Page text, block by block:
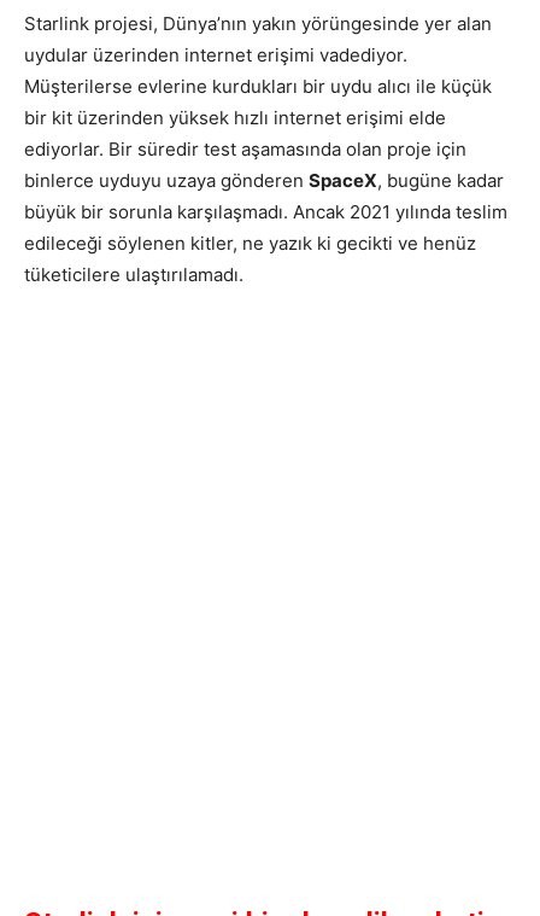
Starlink projesi, Dünya’nın yakın yörüngesinde yer alan
uydular üzerinden internet erişimi vadediyor.
Müşterilerse evlerine kurdukları bir uydu alıcı ile küçük
bir kit üzerinden yüksek hızlı internet erişimi elde
ediyorlar. Bir süredir test aşamasında olan proje için
binlerce uyduyu uzaya gönderen SpaceX, bugüne kadar
büyük bir sorunla karşılaşmadı. Ancak 2021 yılında teslim
edileceği söylenen kitler, ne yazık ki gecikti ve henüz
tüketicilere ulaştırılamadı.